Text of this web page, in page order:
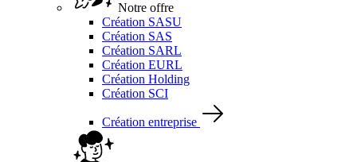
Notre offre
Création SASU
Création SAS
Création SARL
Création EURL
Création Holding
Création SCI
Création entreprise